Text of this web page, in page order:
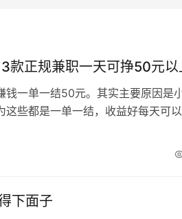
款正规兼职一天可挣50元以
钱一单一结50元。其实主要原因是
些都是一单一结，收益好每天可
下面子